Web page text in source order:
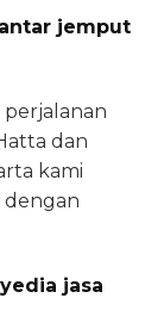
jemput
dan
kami
dengan
jasa